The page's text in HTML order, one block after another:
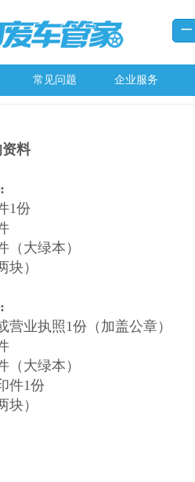
常见问题 企业服务
料
1份
（大绿本）
块）
营业执照1份（加盖公章）
（大绿本）
件1份
块）